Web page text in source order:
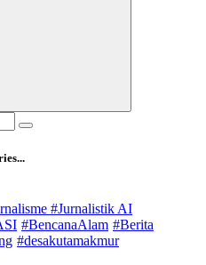
#Jurnalistik AI
#BencanaAlam #Berita
#desakutamakmur